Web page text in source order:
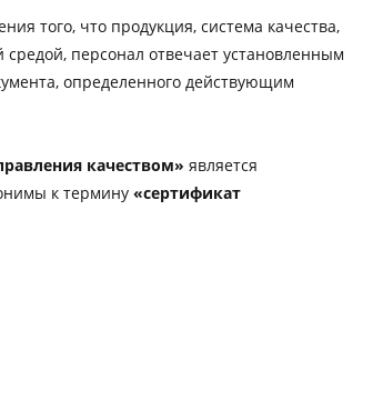
того, что продукция, система качества,
персонал отвечает установленным
определенного действующим
качеством» является
к термину «сертификат